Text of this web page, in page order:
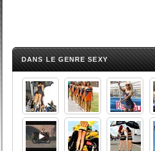
DANS LE GENRE SEXY